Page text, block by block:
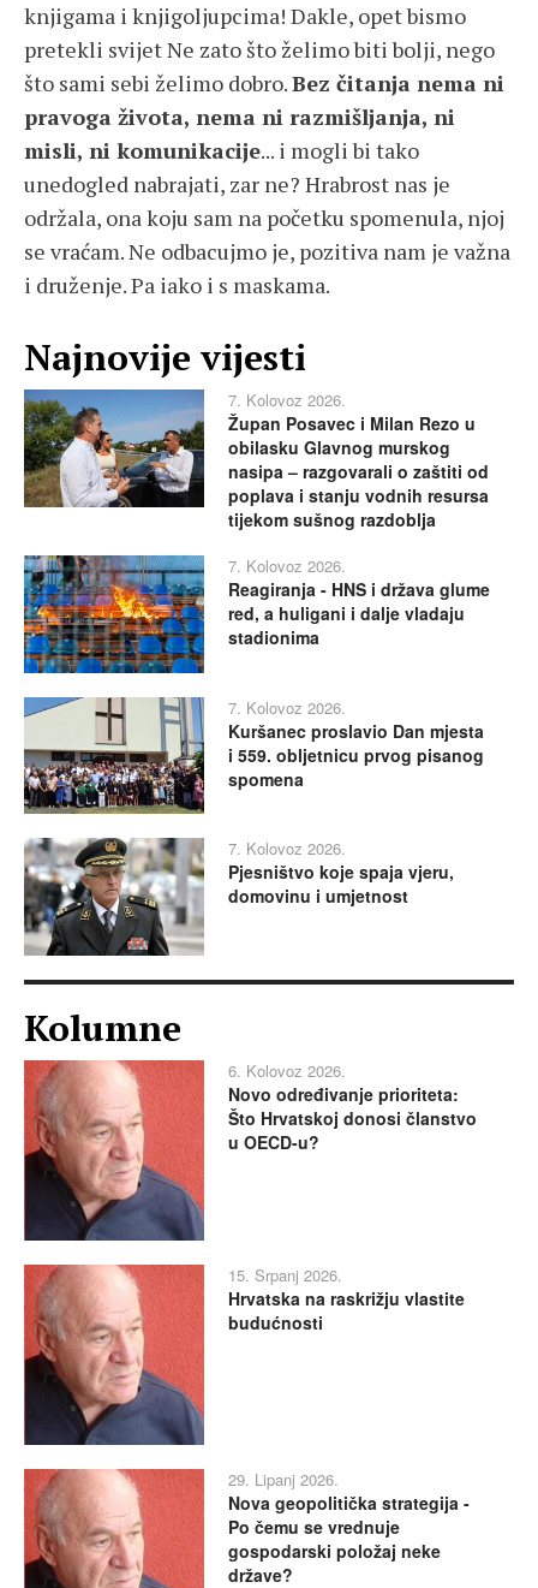
knjigama i knjigoljupcima! Dakle, opet bismo
pretekli svijet Ne zato što želimo biti bolji, nego
što sami sebi želimo dobro.Bez čitanja nema ni
pravoga života, nema ni razmišljanja, ni
misli, ni komunikacije... i mogli bi tako
unedogled nabrajati, zar ne? Hrabrost nas je
održala, ona koju sam na početku spomenula, njoj
se vraćam. Ne odbacujmo je, pozitiva nam je važna
i druženje. Pa iako i s maskama.
Najnovije vijesti
7. Kolovoz 2026.
Župan Posavec i Milan Rezo u
obilasku Glavnog murskog
nasipa – razgovarali o zaštiti od
poplava i stanju vodnih resursa
tijekom sušnog razdoblja
7. Kolovoz 2026.
Reagiranja - HNS i država glume
red, a huligani i dalje vladaju
stadionima
7. Kolovoz 2026.
Kuršanec proslavio Dan mjesta
i 559. obljetnicu prvog pisanog
spomena
7. Kolovoz 2026.
Pjesništvo koje spaja vjeru,
domovinu i umjetnost
Kolumne
6. Kolovoz 2026.
Novo određivanje prioriteta:
Što Hrvatskoj donosi članstvo
u OECD-u?
15. Srpanj 2026.
Hrvatska na raskrižju vlastite
budućnosti
29. Lipanj 2026.
Nova geopolitička strategija -
Po čemu se vrednuje
gospodarski položaj neke
države?